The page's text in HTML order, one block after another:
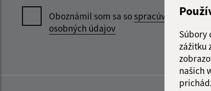
Súbory
zážitku
našich
Oboznámil som sa sospracúvaním
osobných údajov